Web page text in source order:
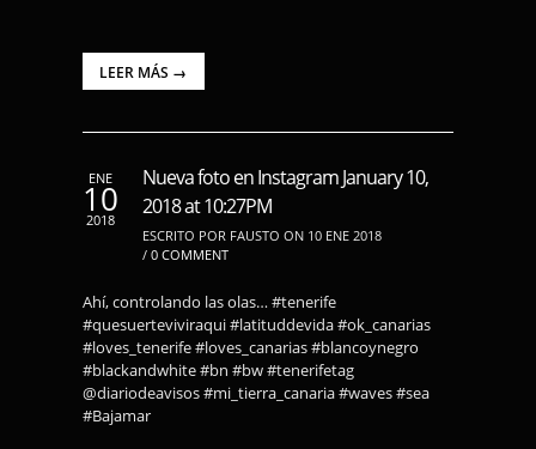
LEER MÁS →
ENE
10
2018
Nueva foto en Instagram January 10,
2018 at 10:27PM
ESCRITO POR FAUSTO ON 10 ENE 2018
/ 0 COMMENT
Ahí, controlando las olas… #tenerife
#quesuerteviviraqui #latituddevida #ok_canarias
#loves_tenerife #loves_canarias #blancoynegro
#blackandwhite #bn #bw #tenerifetag
@diariodeavisos #mi_tierra_canaria #waves #sea
#Bajamar